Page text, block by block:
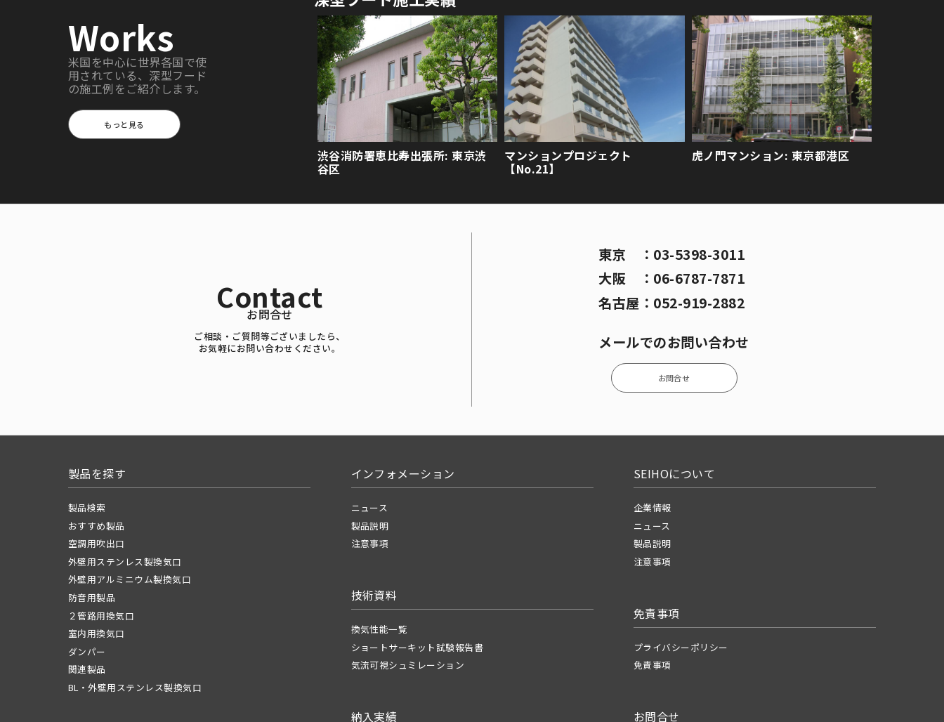
Works
米国を中心に世界各国で使
用されている、深型フード
の施工例をご紹介します。
もっと見る
渋谷消防署恵比寿出張所: 東京渋
谷区
マンションプロジェクト
【No.21】
虎ノ門マンション: 東京都港区
Contact
お問合せ
ご相談・ご質問等ございましたら、
お気軽にお問い合わせください。
東京 ： 03-5398-3011
大阪
： 06-6787-7871
名古屋 ： 052-919-2882
メールでのお問い合わせ
お問合せ
製品を探す
製品検索
おすすめ製品
空調用吹出口
外壁用ステンレス製換気口
外壁用アルミニウム製換気口
防音用製品
２管路用換気口
室内用換気口
ダンパー
関連製品
BL・外壁用ステンレス製換気口
インフォメーション
ニュース
製品説明
注意事項
技術資料
換気性能一覧
ショートサーキット試験報告書
気流可視シュミレーション
納入実績
SEIHOについて
企業情報
ニュース
製品説明
注意事項
免責事項
プライバシーポリシー
免責事項
お問合せ